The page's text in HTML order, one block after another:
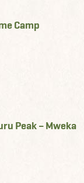
Camp
Peak – Mweka